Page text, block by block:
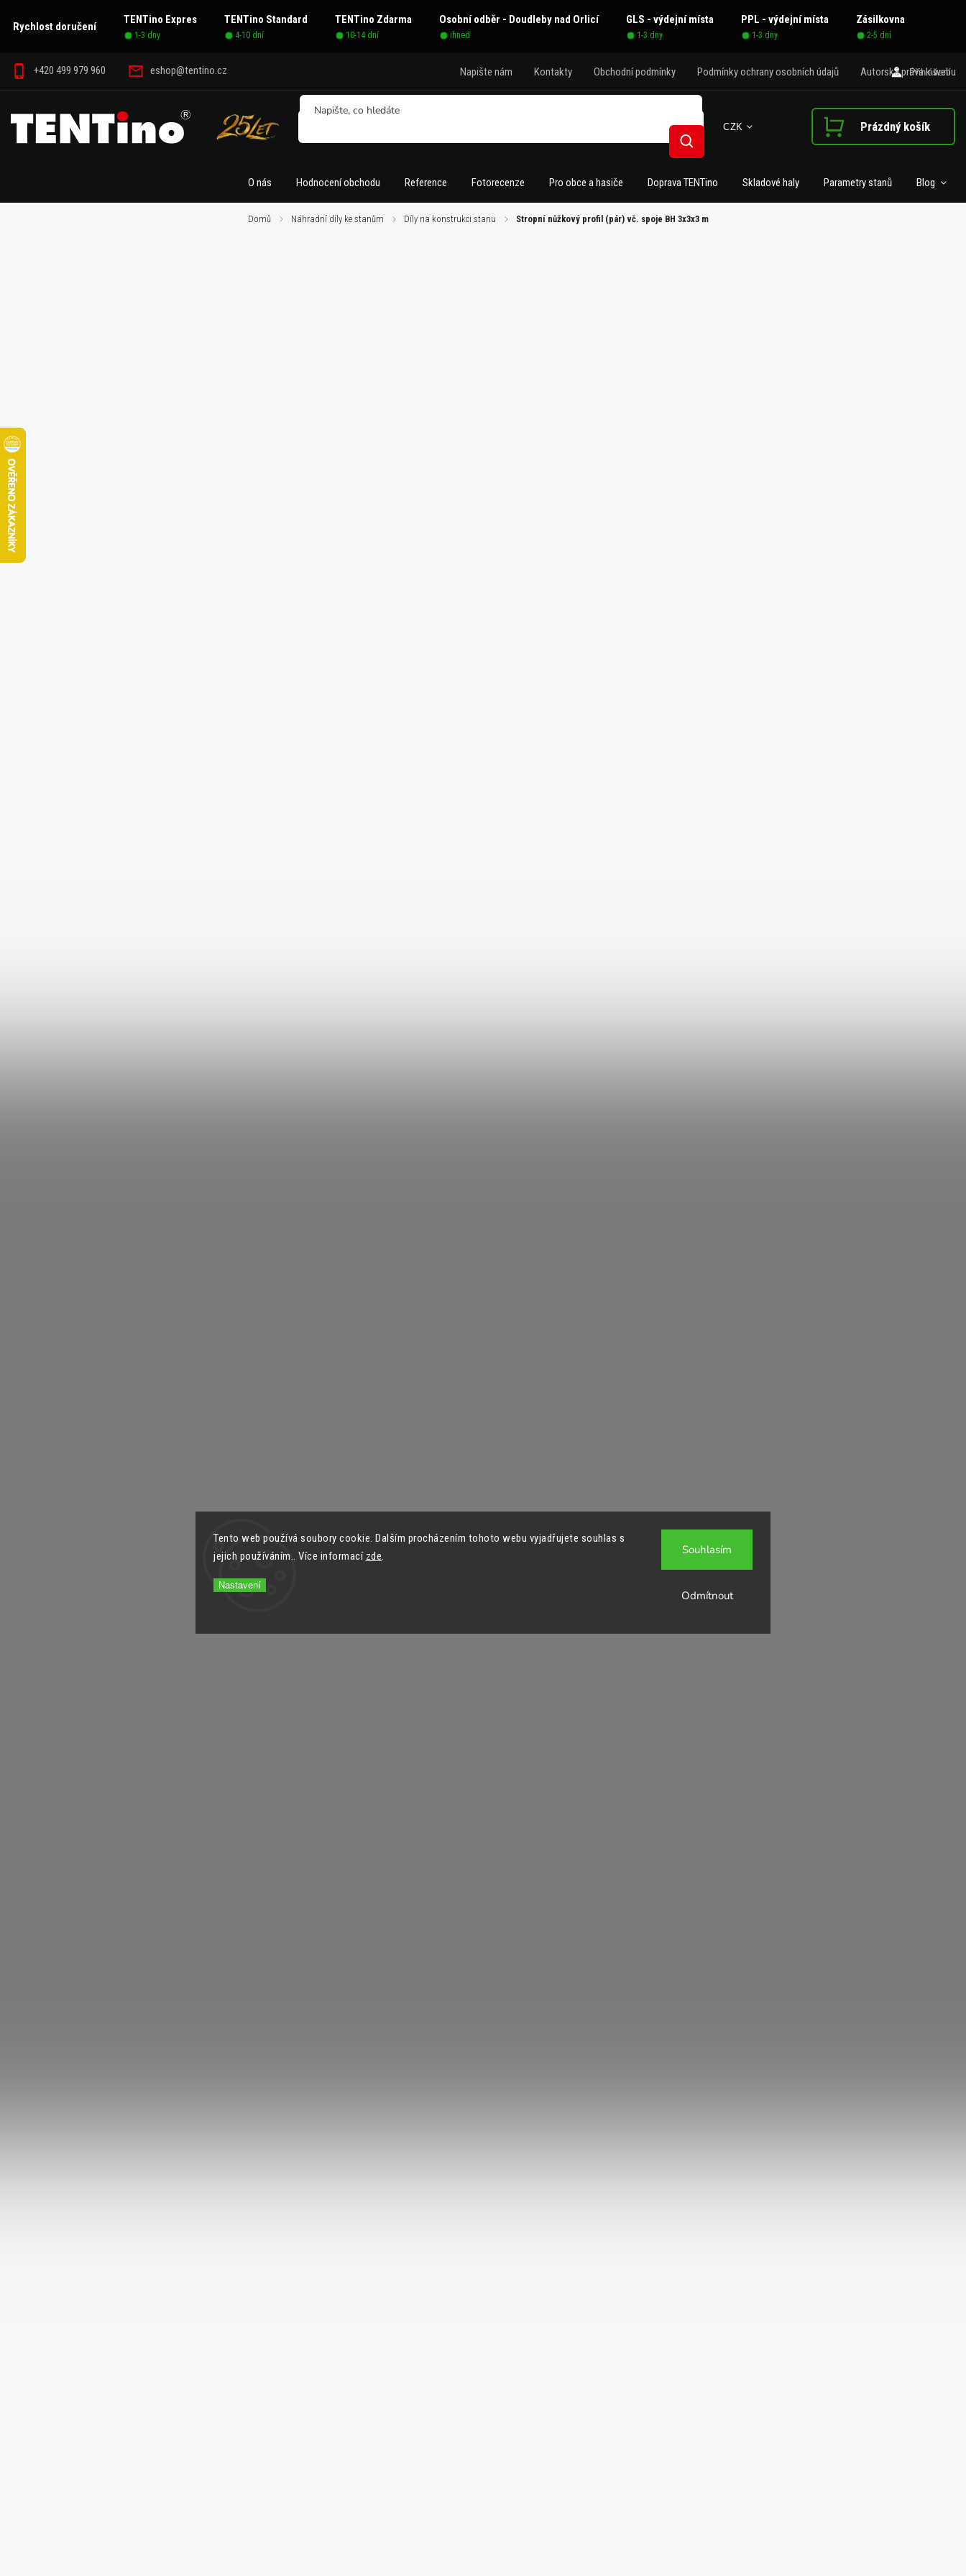
Tento web používá soubory cookie. Dalším procházením tohoto webu vyjadřujete souhlas s
jejich používáním.. Více informací zde.
Nastavení
Odmítnout
Souhlasím
Rychlost doručení
TENTino Expres TENTino Standard TENTino Zdarma Osobní odběr - Doudleby nad Orlicí GLS - výdejní místa PPL - výdejní místa Zásilkovna
1-3 dny 4-10 dní 10-14 dní ihned 1-3 dny 1-3 dny 2-5 dní
+420 499 979 960 eshop@tentino.cz Napište nám Kontakty Obchodní podmínky Podmínky ochrany osobních údajů Autorská práva k webu
CZK
Přihlášení
Hledat
Nákupní košíkPrázdný košík
O nás Hodnocení obchodu Reference Fotorecenze Pro obce a hasiče Doprava TENTino Skladové haly Parametry stanů Blog
Domů / Náhradní díly ke stanům / Díly na konstrukci stanu / Stropní nůžkový profil (pár) vč. spoje BH 3x3x3 m